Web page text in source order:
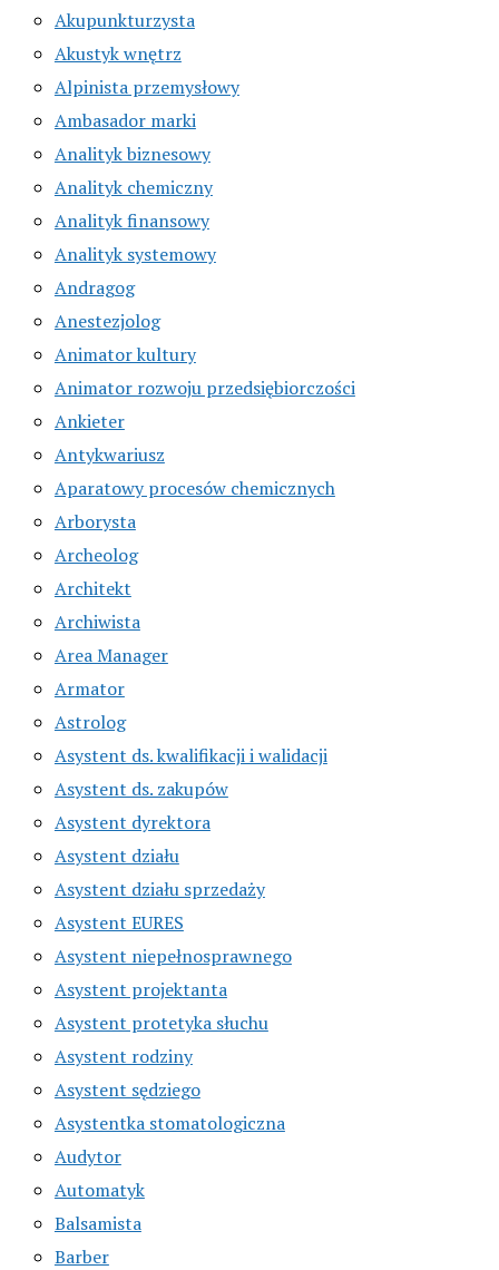
Akupunkturzysta
Akustyk wnętrz
Alpinista przemysłowy
Ambasador marki
Analityk biznesowy
Analityk chemiczny
Analityk finansowy
Analityk systemowy
Andragog
Anestezjolog
Animator kultury
Animator rozwoju przedsiębiorczości
Ankieter
Antykwariusz
Aparatowy procesów chemicznych
Arborysta
Archeolog
Architekt
Archiwista
Area Manager
Armator
Astrolog
Asystent ds. kwalifikacji i walidacji
Asystent ds. zakupów
Asystent dyrektora
Asystent działu
Asystent działu sprzedaży
Asystent EURES
Asystent niepełnosprawnego
Asystent projektanta
Asystent protetyka słuchu
Asystent rodziny
Asystent sędziego
Asystentka stomatologiczna
Audytor
Automatyk
Balsamista
Barber